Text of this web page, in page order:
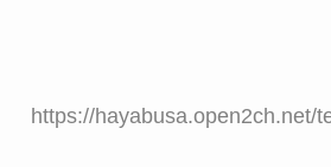
https://hayabusa.open2ch.net/